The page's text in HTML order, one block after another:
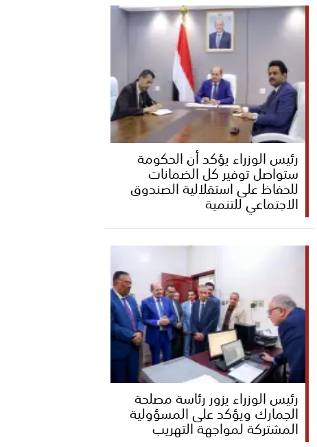
رئيس الوزراء يؤكد أن الحكومة
ستواصل توفير كل الضمانات
للحفاظ على استقلالية الصندوق
الاجتماعي للتنمية
رئيس الوزراء يزور رئاسة مصلحة
الجمارك ويؤكد على المسؤولية
المشتركة لمواجهة التهريب